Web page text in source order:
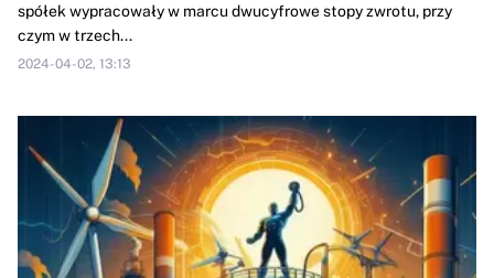
spółek wypracowały w marcu dwucyfrowe stopy zwrotu, przy
czym w trzech...
2024-04-02, 13:13